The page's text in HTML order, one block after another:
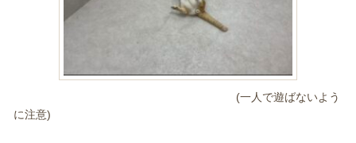
(一人で遊ばないよう
に注意)